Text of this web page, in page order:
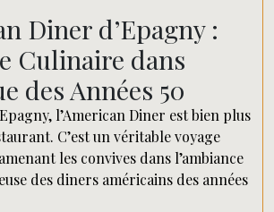
Diner d’Epagny :
Culinaire dans
des Années 50
l’American Diner est bien plus
C’est un véritable voyage
les convives dans l’ambiance
des diners américains des années